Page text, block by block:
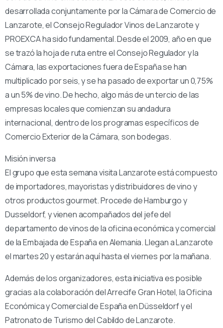
desarrollada conjuntamente por la Cámara de Comercio de
Lanzarote, el Consejo Regulador Vinos de Lanzarote y
PROEXCA ha sido fundamental. Desde el 2009, año en que
se trazó la hoja de ruta entre el Consejo Regulador y la
Cámara, las exportaciones fuera de España se han
multiplicado por seis, y se ha pasado de exportar un 0,75%
a un 5% de vino. De hecho, algo más de un tercio de las
empresas locales que comienzan su andadura
internacional, dentro de los programas específicos de
Comercio Exterior de la Cámara, son bodegas.
Misión inversa
El grupo que esta semana visita Lanzarote está compuesto
de importadores, mayoristas y distribuidores de vino y
otros productos gourmet. Procede de Hamburgo y
Dusseldorf, y vienen acompañados del jefe del
departamento de vinos de la oficina económica y comercial
de la Embajada de España en Alemania. Llegan a Lanzarote
el martes 20 y estarán aquí hasta el viernes por la mañana.
Además de los organizadores, esta iniciativa es posible
gracias a la colaboración del Arrecife Gran Hotel, la Oficina
Económica y Comercial de España en Düsseldorf y el
Patronato de Turismo del Cabildo de Lanzarote.